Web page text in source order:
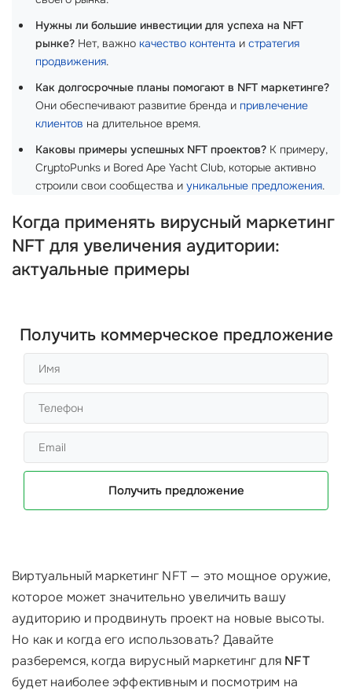
Нужны ли большие инвестиции для успеха на NFT
рынке? Нет, важно качество контента и стратегия
продвижения.
Как долгосрочные планы помогают в NFT маркетинге?
Они обеспечивают развитие бренда и привлечение
клиентов на длительное время.
Каковы примеры успешных NFT проектов? К примеру,
CryptoPunks и Bored Ape Yacht Club, которые активно
строили свои сообщества и уникальные предложения.
Когда применять вирусный маркетинг
NFT для увеличения аудитории:
актуальные примеры
Получить коммерческое предложение
Получить предложение
Виртуальный маркетинг NFT — это мощное оружие,
которое может значительно увеличить вашу
аудиторию и продвинуть проект на новые высоты.
Но как и когда его использовать? Давайте
разберемся, когда вирусный маркетинг для NFT
будет наиболее эффективным и посмотрим на